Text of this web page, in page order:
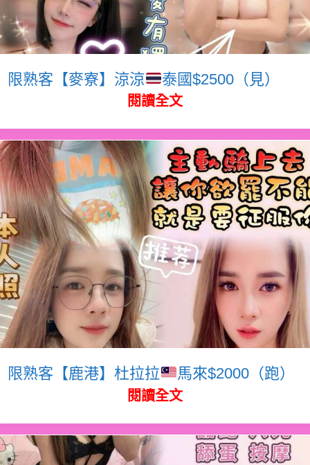
限熟客【麥寮】涼涼 泰國$2500（見）
閱讀全文
限熟客【鹿港】杜拉拉 馬來$2000（跑）
閱讀全文